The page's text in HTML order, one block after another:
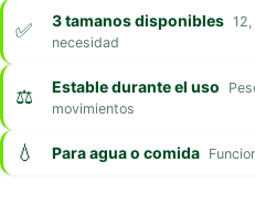
3 tamanos disponibles
necesidad
Estable durante el uso
movimientos
Para agua o comida